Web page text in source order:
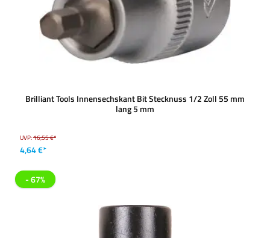
Brilliant Tools Innensechskant Bit Stecknuss 1/2 Zoll 55 mm
lang 5 mm
UVP:16,55 €*
4,64 €*
- 67%